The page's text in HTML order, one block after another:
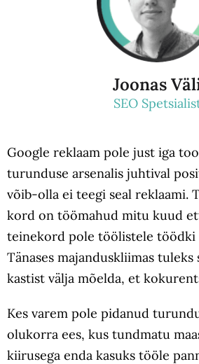
Joonas
SEO
Google reklaam pole just iga
turunduse arsenalis juhtival
võib-olla ei teegi seal reklaami.
kord on töömahud mitu kuud
teinekord pole töölistele töödki
Tänases majanduskliimas
kastist välja mõelda, et
Kes varem pole pidanud
olukorra ees, kus tundmatu
kiirusega enda kasuks tööle